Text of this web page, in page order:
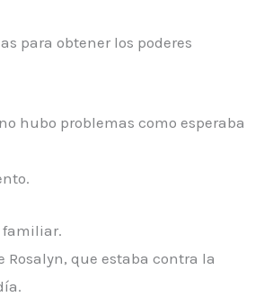
para obtener los poderes
hubo problemas como esperaba
familiar.
Rosalyn, que estaba contra la